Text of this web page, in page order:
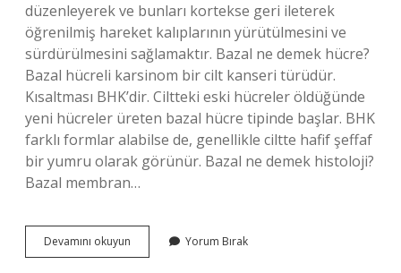
düzenleyerek ve bunları kortekse geri ileterek
öğrenilmiş hareket kalıplarının yürütülmesini ve
sürdürülmesini sağlamaktır. Bazal ne demek hücre?
Bazal hücreli karsinom bir cilt kanseri türüdür.
Kısaltması BHK’dir. Ciltteki eski hücreler öldüğünde
yeni hücreler üreten bazal hücre tipinde başlar. BHK
farklı formlar alabilse de, genellikle ciltte hafif şeffaf
bir yumru olarak görünür. Bazal ne demek histoloji?
Bazal membran…
Devamını okuyun
Bölge
Yorum Bırak